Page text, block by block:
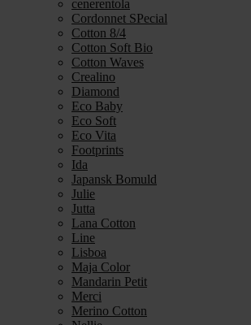
cenerentola
Cordonnet SPecial
Cotton 8/4
Cotton Soft Bio
Cotton Waves
Crealino
Diamond
Eco Baby
Eco Soft
Eco Vita
Footprints
Ida
Japansk Bomuld
Julie
Jutta
Lana Cotton
Line
Lisboa
Maja Color
Mandarin Petit
Merci
Merino Cotton